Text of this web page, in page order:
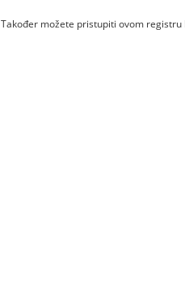
Također možete pristupiti ovom registru